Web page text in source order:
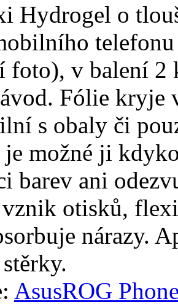
Hydrogel o
foto), v balení 2
Fólie kryje
s obaly či
je možné ji
barev ani
otisků,
nárazy.
AsusROG